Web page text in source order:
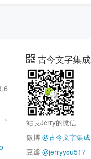
古今文字集成
站長Jerry的微信
微博 @古今文字集成
豆瓣 @jerryyou517